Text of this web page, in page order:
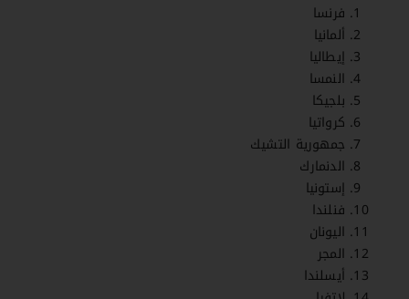
فرنسا
ألمانيا
إيطاليا
النمسا
بلجيكا
كرواتيا
جمهورية التشيك
الدنمارك
إستونيا
فنلندا
اليونان
المجر
أيسلندا